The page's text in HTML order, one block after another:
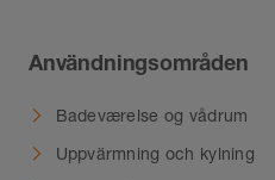
Användningsområden
Badeværelse og vådrum
Uppvärmning och kylning